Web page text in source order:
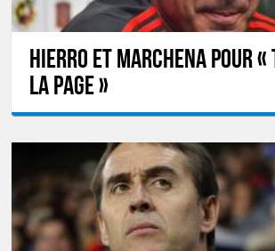
Hierro et Marchena pour
la page »